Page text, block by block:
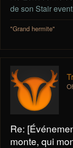
de son Stair
"Grand hermite"
Re:
monte, qui